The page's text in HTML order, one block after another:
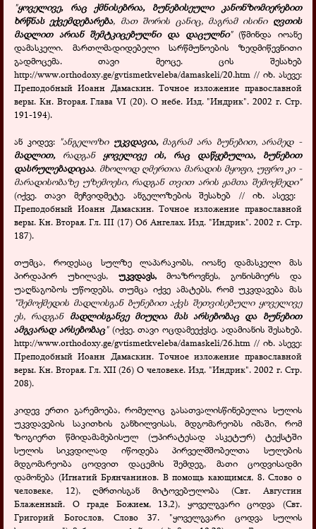
"ყოველივე, რაც ქმნისებრია, ბუნებისეული კანონზომიერებით
ხრწნას ექვემდებარება, მათ შორის ცანიც, მაგრამ ისინი ღვთის
მადლით არიან შემტკიცებულნი და დაცულნი"(წმინდა იოანე
დამასკელი. მართლმადიდებელი სარწმუნოების ზედმიწევნითი
გადმოცემა. თავი მეოცე. ცის შესახებ
http://www.orthodoxy.ge/gvtismetkveleba/damaskeli/20.htm //იხ. ასევე:
Преподобный Иоанн Дамаскин. Точное изложение православной
веры. Кн. Вторая. Глава VI (20). О небе. Изд. "Индрик". 2002 г. Стр.
191-194).
ან კიდევ: "ანგელოზი უკვდავია,მაგრამ არა ბუნებით, არამედ -
მადლით,რადგან ყოველივე ის, რაც დაწყებულია, ბუნებით
დასრულებადიცაა. მხოლოდ ღმერთია მარადის მყოფი, უფრო კი -
მარადისობაზე უზემოესი, რადგან თვით არის ჟამთა შემოქმედი"
(იქვე. თავი მეჩვიდმეტე. ანგელოზების შესახებ // იხ. ასევე:
Преподобный Иоанн Дамаскин. Точное изложение православной
веры. Кн. Вторая. Гл. III(17) Об Ангелах. Изд. "Индрик". 2002 г. Стр.
187).
თუმცა, როდესაც სულზე ლაპარაკობს, იოანე დამასკელი მას
პირდაპირ უხილავს, უკვდავს,მოაზროვნეს, გონისმიერს და
უაღნაგობოს უწოდებს, თუმცა იქვე ამატებს, რომ უკვდავება მას
"შემოქმედის მადლისგან ბუნებით აქვს შეთვისებული ყოველივე
ეს, რადგან მადლისგანვე მიუღია მას არსებობაც და ბუნებით
ამგვარად არსებობაც"(იქვე. თავი ოცდამეექვსე. ადამიანის შესახებ.
http://www.orthodoxy.ge/gvtismetkveleba/damaskeli/26.htm //იხ. ასევე:
Преподобный Иоанн Дамаскин. Точное изложение православной
веры. Кн. Вторая. Гл. XII(26) Очеловеке. Изд. "Индрик". 2002 г. Стр.
208).
კიდევ ერთი გარემოება, რომელიც გასათვალისწინებელია სულის
უკვდავების საკითხის განხილვისას, მდგომარეობს იმაში, რომ
ზოგიერთ წმიდამამებისულ (უპირატესად ასკეტურ) ტექსტში
სულის სიკვდილად იწოდება პირველმშობელთა სულების
მდგომარეობა ცოდვით დაცემის შემდეგ, მათი ცოდვისადმი
დამონება (Игнатий Брянчанинов. В помощь кающимся, 8. Слово о
человеке, 12), ღმრთისგან მიტოვებულობა (Свт. Августин
Блаженный. О граде Божием, 13,2),
ყოველგვარი ცოდვა (Свт.
Григорий Богослов, Слово 37. "ყოველგვარი ცოდვა სულის